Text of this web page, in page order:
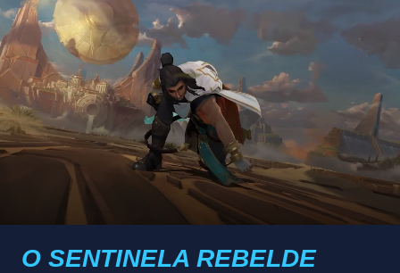
O SENTINELA REBELDE